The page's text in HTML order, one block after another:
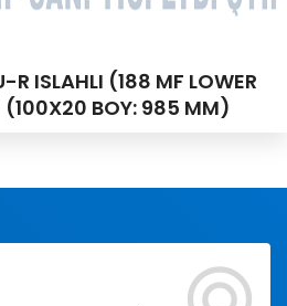
R ISLAHLI (188 MF LOWER
BOY: 985 MM)